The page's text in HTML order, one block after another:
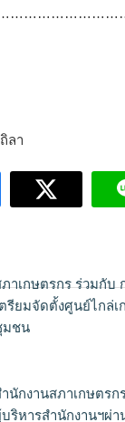
ลา
าเกษตรกร ร่วมกับ
ตรียมจัดตั้งศูนย์ไกล่
มชน
ำนักงานสภาเกษตร
บริหารสำนักงานฯผ่